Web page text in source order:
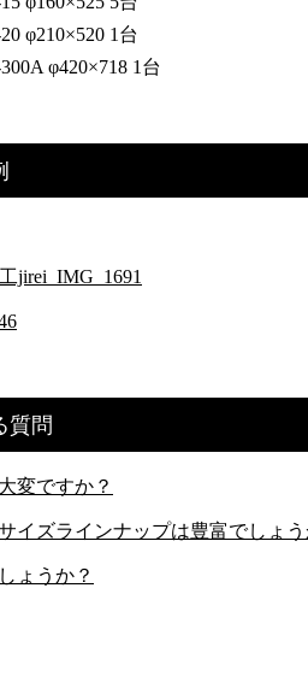
φ210×520 1台
φ420×718 1台
jirei_IMG_1691
質問
変ですか？
イズラインナップは豊富でしょ
ょうか？